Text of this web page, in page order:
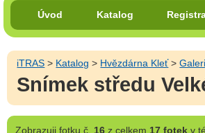
Úvod Katalog
iTRAS > Katalog > Hvězdárna Kleť>
Snímek středu
Zobrazujifotku č. 16z celkem 17 fotekv